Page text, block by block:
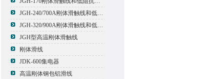
JGH-240/700A刚体滑触线和低阻抗滑触线
JGH-320/900A刚体滑触线和低阻抗滑触线
JGH型高温刚体滑触线
刚体滑线
JDK-600集电器
高温刚体钢包铝滑线